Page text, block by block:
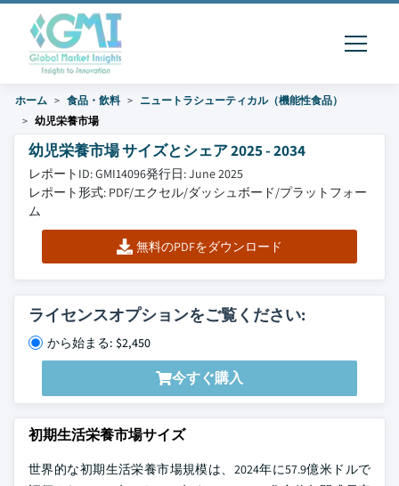
ホーム 食品・飲料
ニュートラシューティカル（機能性食品）
幼児栄養市場
幼児栄養市場 サイズとシェア 2025 - 2034
レポートID: GMI14096発行日: June 2025
レポート形式: PDF/エクセル/ダッシュボード/プラットフォー
ム
無料のPDFをダウンロード
ライセンスオプションをご覧ください:
から始まる: $2,450
今すぐ購入
初期生活栄養市場サイズ
世界的な初期生活栄養市場規模は、2024年に57.9億米ドルで